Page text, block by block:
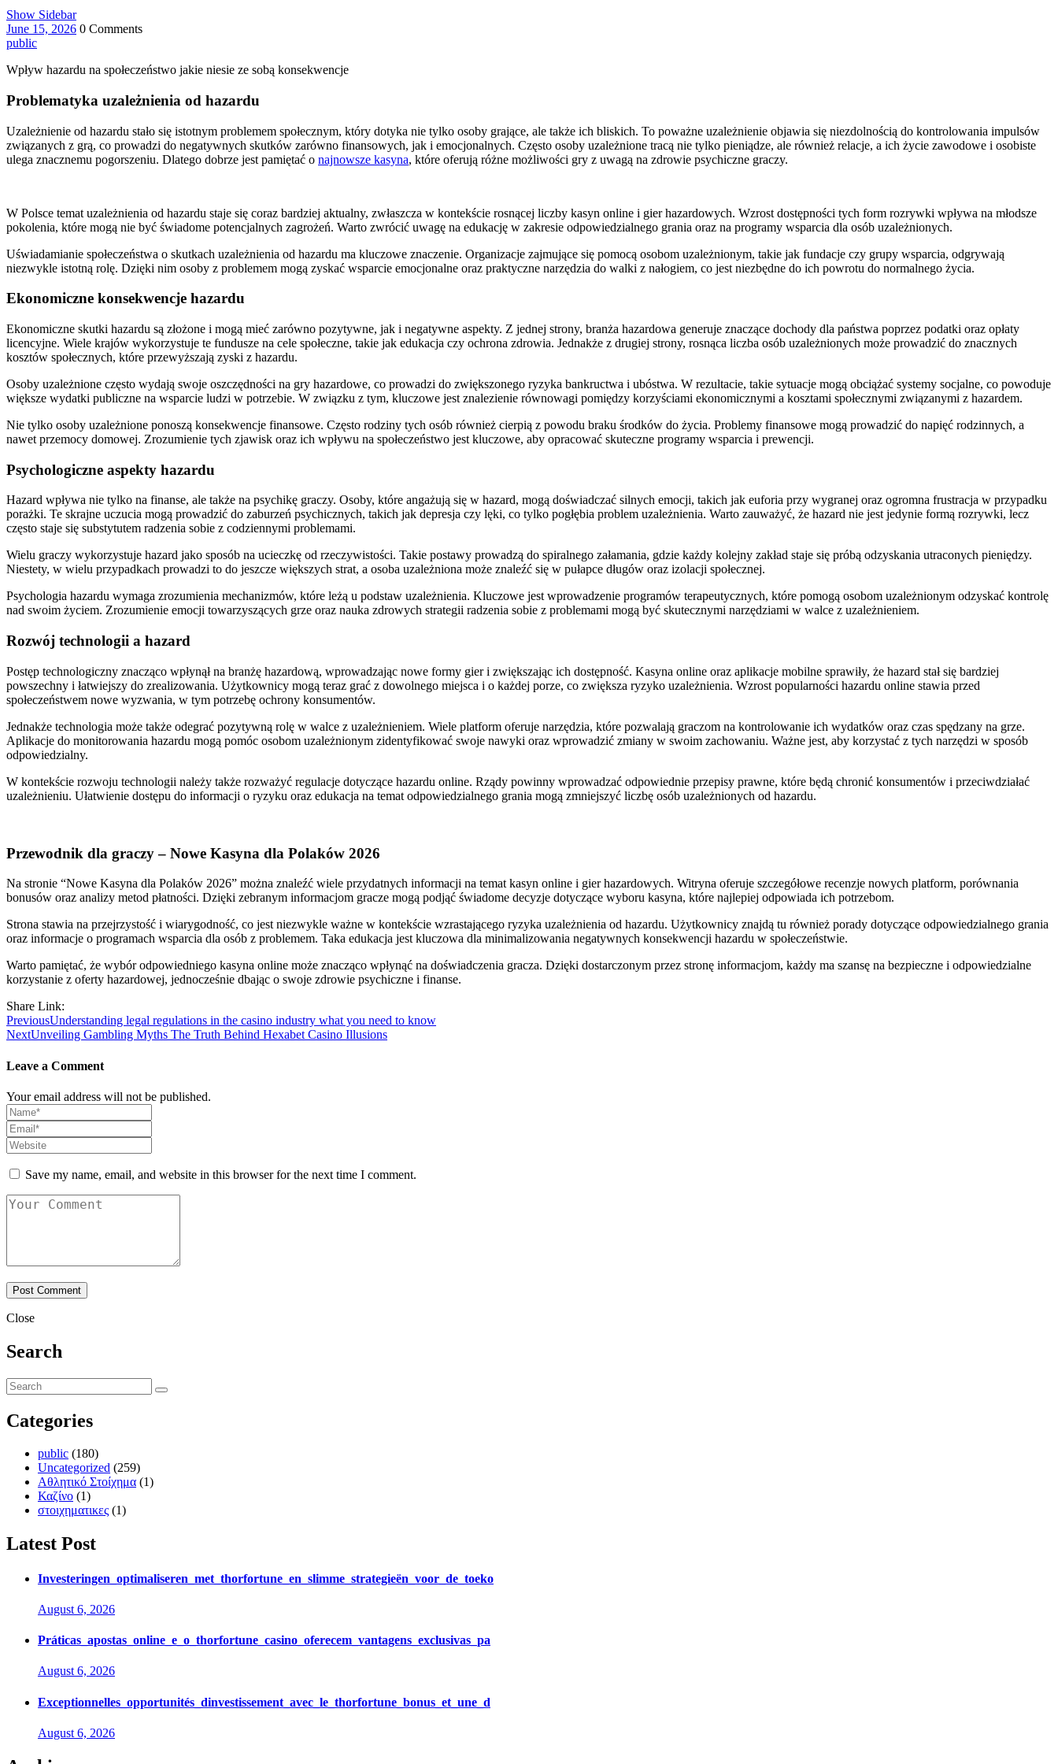
Show Sidebar
June 15, 2026 0 Comments
public
Wpływ hazardu na społeczeństwo jakie niesie ze sobą konsekwencje
Problematyka uzależnienia od hazardu
Uzależnienie od hazardu stało się istotnym problemem społecznym, który dotyka nie tylko osoby grające, ale także ich bliskich. To poważne uzależnienie objawia się niezdolnością do kontrolowania impulsów
związanych z grą, co prowadzi do negatywnych skutków zarówno finansowych, jak i emocjonalnych. Często osoby uzależnione tracą nie tylko pieniądze, ale również relacje, a ich życie zawodowe i osobiste
ulega znacznemu pogorszeniu. Dlatego dobrze jest pamiętać o najnowsze kasyna, które oferują różne możliwości gry z uwagą na zdrowie psychiczne graczy.
W Polsce temat uzależnienia od hazardu staje się coraz bardziej aktualny, zwłaszcza w kontekście rosnącej liczby kasyn online i gier hazardowych. Wzrost dostępności tych form rozrywki wpływa na młodsze
pokolenia, które mogą nie być świadome potencjalnych zagrożeń. Warto zwrócić uwagę na edukację w zakresie odpowiedzialnego grania oraz na programy wsparcia dla osób uzależnionych.
Uświadamianie społeczeństwa o skutkach uzależnienia od hazardu ma kluczowe znaczenie. Organizacje zajmujące się pomocą osobom uzależnionym, takie jak fundacje czy grupy wsparcia, odgrywają
niezwykle istotną rolę. Dzięki nim osoby z problemem mogą zyskać wsparcie emocjonalne oraz praktyczne narzędzia do walki z nałogiem, co jest niezbędne do ich powrotu do normalnego życia.
Ekonomiczne konsekwencje hazardu
Ekonomiczne skutki hazardu są złożone i mogą mieć zarówno pozytywne, jak i negatywne aspekty. Z jednej strony, branża hazardowa generuje znaczące dochody dla państwa poprzez podatki oraz opłaty
licencyjne. Wiele krajów wykorzystuje te fundusze na cele społeczne, takie jak edukacja czy ochrona zdrowia. Jednakże z drugiej strony, rosnąca liczba osób uzależnionych może prowadzić do znacznych
kosztów społecznych, które przewyższają zyski z hazardu.
Osoby uzależnione często wydają swoje oszczędności na gry hazardowe, co prowadzi do zwiększonego ryzyka bankructwa i ubóstwa. W rezultacie, takie sytuacje mogą obciążać systemy socjalne, co powoduje
większe wydatki publiczne na wsparcie ludzi w potrzebie. W związku z tym, kluczowe jest znalezienie równowagi pomiędzy korzyściami ekonomicznymi a kosztami społecznymi związanymi z hazardem.
Nie tylko osoby uzależnione ponoszą konsekwencje finansowe. Często rodziny tych osób również cierpią z powodu braku środków do życia. Problemy finansowe mogą prowadzić do napięć rodzinnych, a
nawet przemocy domowej. Zrozumienie tych zjawisk oraz ich wpływu na społeczeństwo jest kluczowe, aby opracować skuteczne programy wsparcia i prewencji.
Psychologiczne aspekty hazardu
Hazard wpływa nie tylko na finanse, ale także na psychikę graczy. Osoby, które angażują się w hazard, mogą doświadczać silnych emocji, takich jak euforia przy wygranej oraz ogromna frustracja w przypadku
porażki. Te skrajne uczucia mogą prowadzić do zaburzeń psychicznych, takich jak depresja czy lęki, co tylko pogłębia problem uzależnienia. Warto zauważyć, że hazard nie jest jedynie formą rozrywki, lecz
często staje się substytutem radzenia sobie z codziennymi problemami.
Wielu graczy wykorzystuje hazard jako sposób na ucieczkę od rzeczywistości. Takie postawy prowadzą do spiralnego załamania, gdzie każdy kolejny zakład staje się próbą odzyskania utraconych pieniędzy.
Niestety, w wielu przypadkach prowadzi to do jeszcze większych strat, a osoba uzależniona może znaleźć się w pułapce długów oraz izolacji społecznej.
Psychologia hazardu wymaga zrozumienia mechanizmów, które leżą u podstaw uzależnienia. Kluczowe jest wprowadzenie programów terapeutycznych, które pomogą osobom uzależnionym odzyskać kontrolę
nad swoim życiem. Zrozumienie emocji towarzyszących grze oraz nauka zdrowych strategii radzenia sobie z problemami mogą być skutecznymi narzędziami w walce z uzależnieniem.
Rozwój technologii a hazard
Postęp technologiczny znacząco wpłynął na branżę hazardową, wprowadzając nowe formy gier i zwiększając ich dostępność. Kasyna online oraz aplikacje mobilne sprawiły, że hazard stał się bardziej
powszechny i łatwiejszy do zrealizowania. Użytkownicy mogą teraz grać z dowolnego miejsca i o każdej porze, co zwiększa ryzyko uzależnienia. Wzrost popularności hazardu online stawia przed
społeczeństwem nowe wyzwania, w tym potrzebę ochrony konsumentów.
Jednakże technologia może także odegrać pozytywną rolę w walce z uzależnieniem. Wiele platform oferuje narzędzia, które pozwalają graczom na kontrolowanie ich wydatków oraz czas spędzany na grze.
Aplikacje do monitorowania hazardu mogą pomóc osobom uzależnionym zidentyfikować swoje nawyki oraz wprowadzić zmiany w swoim zachowaniu. Ważne jest, aby korzystać z tych narzędzi w sposób
odpowiedzialny.
W kontekście rozwoju technologii należy także rozważyć regulacje dotyczące hazardu online. Rządy powinny wprowadzać odpowiednie przepisy prawne, które będą chronić konsumentów i przeciwdziałać
uzależnieniu. Ułatwienie dostępu do informacji o ryzyku oraz edukacja na temat odpowiedzialnego grania mogą zmniejszyć liczbę osób uzależnionych od hazardu.
Przewodnik dla graczy – Nowe Kasyna dla Polaków 2026
Na stronie “Nowe Kasyna dla Polaków 2026” można znaleźć wiele przydatnych informacji na temat kasyn online i gier hazardowych. Witryna oferuje szczegółowe recenzje nowych platform, porównania
bonusów oraz analizy metod płatności. Dzięki zebranym informacjom gracze mogą podjąć świadome decyzje dotyczące wyboru kasyna, które najlepiej odpowiada ich potrzebom.
Strona stawia na przejrzystość i wiarygodność, co jest niezwykle ważne w kontekście wzrastającego ryzyka uzależnienia od hazardu. Użytkownicy znajdą tu również porady dotyczące odpowiedzialnego grania
oraz informacje o programach wsparcia dla osób z problemem. Taka edukacja jest kluczowa dla minimalizowania negatywnych konsekwencji hazardu w społeczeństwie.
Warto pamiętać, że wybór odpowiedniego kasyna online może znacząco wpłynąć na doświadczenia gracza. Dzięki dostarczonym przez stronę informacjom, każdy ma szansę na bezpieczne i odpowiedzialne
korzystanie z oferty hazardowej, jednocześnie dbając o swoje zdrowie psychiczne i finanse.
Share Link:
Post
navigation
PreviousUnderstanding legal regulations in the casino industry what you need to know
NextUnveiling Gambling Myths The Truth Behind Hexabet Casino Illusions
Leave a Comment
Your email address will not be published.
Save my name, email, and website in this browser for the next time I comment.
Close
Search
Categories
public (180)
Uncategorized (259)
Αθλητικό Στοίχημα (1)
Καζίνο (1)
στοιχηματικες (1)
Latest Post
Investeringen_optimaliseren_met_thorfortune_en_slimme_strategieën_voor_de_toeko
August 6, 2026
Práticas_apostas_online_e_o_thorfortune_casino_oferecem_vantagens_exclusivas_pa
August 6, 2026
Exceptionnelles_opportunités_dinvestissement_avec_le_thorfortune_bonus_et_une_d
August 6, 2026